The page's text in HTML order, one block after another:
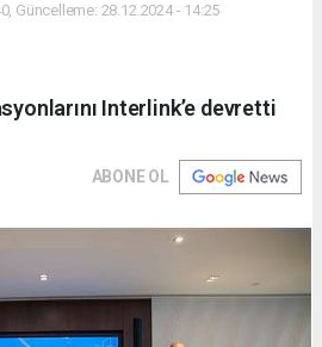
Güncelleme: 28.12.2024 - 14:25
Interlink’e devretti
ABONE OL